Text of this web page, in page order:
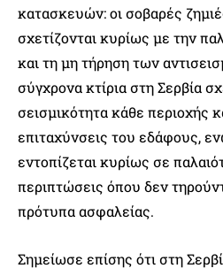
κατασκευών: οι σοβαρές
σχετίζονται κυρίως με την
και τη μη τήρηση των
σύγχρονα κτίρια στη Σερβία
σεισμικότητα κάθε περιοχής
επιταχύνσεις του εδάφους,
εντοπίζεται κυρίως σε
περιπτώσεις όπου δεν
πρότυπα ασφαλείας.
Σημείωσε επίσης ότι στη